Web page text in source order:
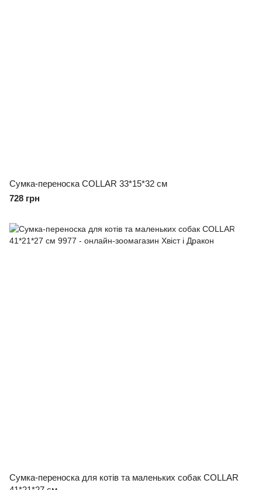
Сумка-переноска COLLAR 33*15*32 см
728 грн
Сумка-переноска для котів та маленьких собак COLLAR